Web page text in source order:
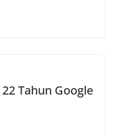
Tahun Google